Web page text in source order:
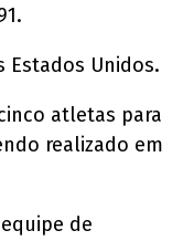
Estados Unidos.
atletas para
realizado em
de